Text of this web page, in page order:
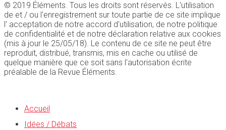
© 2019 Éléments. Tous les droits sont réservés. L'utilisation
de et / ou l'enregistrement sur toute partie de ce site implique
l' acceptation de notre accord d'utilisation, de notre politique
de confidentialité et de notre déclaration relative aux cookies
(mis à jour le 25/05/18). Le contenu de ce site ne peut être
reproduit, distribué, transmis, mis en cache ou utilisé de
quelque manière que ce soit sans l'autorisation écrite
préalable de la Revue Éléments.
Accueil
Idées / Débats